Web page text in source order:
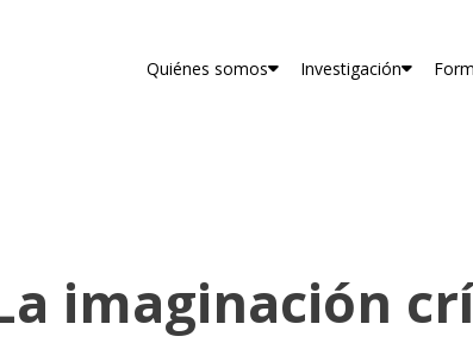
Quiénes somos
Investigación
imaginación